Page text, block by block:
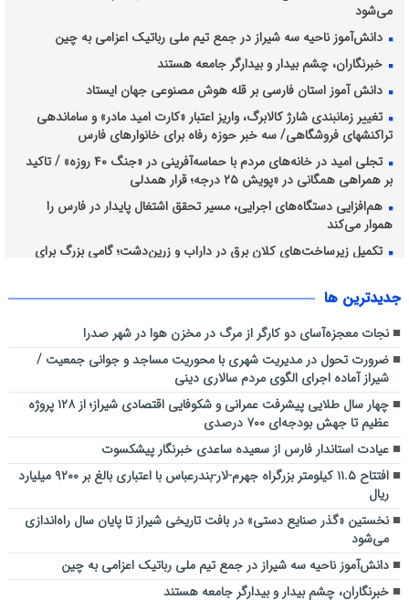
می‌شود
دانش‌آموز ناحیه سه شیراز در جمع تیم ملی رباتیک اعزامی به چین
خبرنگاران، چشم بیدار و بیدارگر جامعه هستند
دانش آموز استان فارسی بر قله هوش مصنوعی جهان ایستاد
تغییر زمانبندی شارژ کالابرگ، واریز اعتبار «کارت امید مادر» و ساماندهی
تراکنشهای فروشگاهی/ سه خبر حوزه رفاه برای خانوارهای فارس
تجلی امید در خانه‌های مردم با حماسه‌آفرینی در «جنگ ۴۰ روزه» / تاکید
بر همراهی همگانی در «پویش ۲۵ درجه؛ قرار همدلی
هم‌افزایی دستگاه‌های اجرایی، مسیر تحقق اشتغال پایدار در فارس را
هموار می‌کند
تکمیل زیرساخت‌های کلان برق در داراب و زرین‌دشت؛ گامی بزرگ برای
جديدترين ها
نجات معجزه‌آسای دو کارگر از مرگ در مخزن هوا در شهر صدرا
ضرورت تحول در مدیریت شهری با محوریت مساجد و جوانی جمعیت /
شیراز آماده اجرای الگوی مردم سالاری دینی
چهار سال طلایی پیشرفت عمرانی و شکوفایی اقتصادی شیراز؛ از ۱۲۸ پروژه
عظیم تا جهش بودجه‌ای ۷۰۰ درصدی
عیادت استاندار فارس از سعیده ساعدی خبرنگار پیشکسوت
افتتاح ۱۱.۵ کیلومتر بزرگراه جهرم-لار-بندرعباس با اعتباری بالغ بر ۹۲۰۰ میلیارد
ریال
نخستین «گذر صنایع دستی» در بافت تاریخی شیراز تا پایان سال راه‌اندازی
می‌شود
دانش‌آموز ناحیه سه شیراز در جمع تیم ملی رباتیک اعزامی به چین
خبرنگاران، چشم بیدار و بیدارگر جامعه هستند